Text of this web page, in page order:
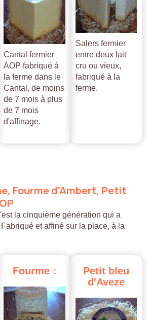
Cantal fermier
AOP fabriqué à
la ferme dans le
Cantal, de moins
de 7 mois à plus
de 7 mois
d'affinage.
Salers fermier
entre deux lait
cru ou vieux,
fabriqué à la
ferme.
Fourmed'Ambert, Petit
la cinquième génération qui a
et affiné sur la place, à la
Fourme : Petit bleu
d'Aveze